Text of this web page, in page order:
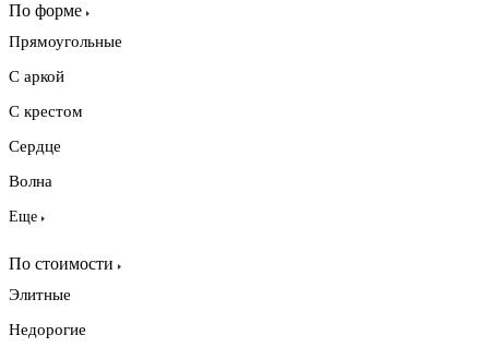
По форме
Прямоугольные
С аркой
С крестом
Сердце
Волна
Еще
По стоимости
Элитные
Недорогие